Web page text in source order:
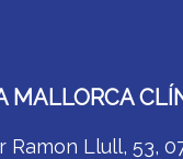
MALLORCA
Ramon Llull, 53,